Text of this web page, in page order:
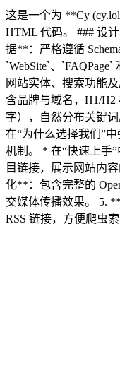
这是一个为 **Cy
HTML 代码。 ### 设
据**：严格遵循
`WebSite`、
网站实体、搜索功能
含品牌与域名，H1/H2
字），自然分布关键
在“为什么选择我们”
机制。 * 在“快速上手
目链接，展示网站内
化**：包含完整的
交媒体传播效果。 5.
RSS 链接，方便爬虫